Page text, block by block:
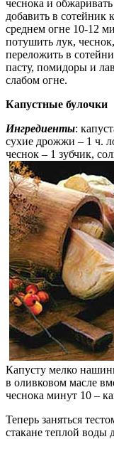
чеснока и
добавить в сотейник
среднем огне 10-12
потушить лук,
переложить в
пасту, помидоры и
слабом огне.
Капустные булочки
Ингредиенты:
сухие дрожжи – 1 ч.
чеснок – 1 зубчик,
Капусту мелко
в оливковом масле
чеснока минут 10 –
Теперь заняться
стакане теплой